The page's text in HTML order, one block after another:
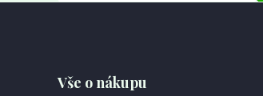
Vše o nákupu